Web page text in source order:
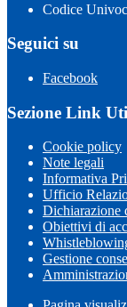
Codice
Seguici su
Facebook
Sezione Link
Cookie policy
Note legali
Informativa
Ufficio
Dichiarazione
Obiettivi di
Gestione